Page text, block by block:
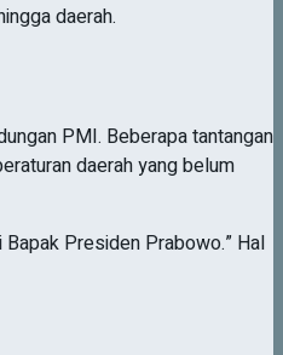
daerah.
PMI. Beberapa tantangan
daerah yang belum
Presiden Prabowo.” Hal